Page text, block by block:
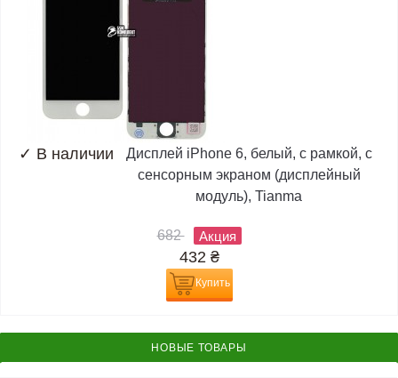
✓ В наличии
Дисплей iPhone 6, белый, с рамкой, с
сенсорным экраном (дисплейный
модуль), Tianma
682 Акция
432 ₴
Купить
НОВЫЕ ТОВАРЫ